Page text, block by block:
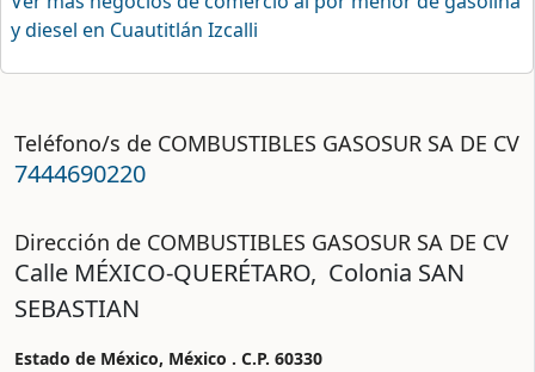
y diesel en Cuautitlán Izcalli
Teléfono/s de COMBUSTIBLES GASOSUR SA DE CV
7444690220
Dirección de COMBUSTIBLES GASOSUR SA DE CV
Calle MÉXICO-QUERÉTARO, Colonia SAN
SEBASTIAN
Estado de México, México . C.P. 60330